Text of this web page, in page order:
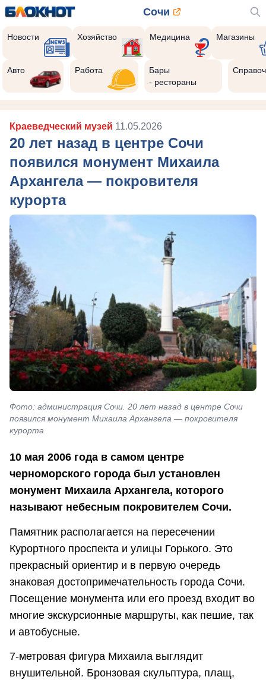
Сочи
Новости Хозяйство Медицина Магазины
Авто Работа
Бары
- рестораны
Краеведческий музей 11.05.2026
20 лет назад в центре Сочи
появился монумент Михаила
Архангела — покровителя
курорта
Фото: администрация Сочи. 20 лет назад в центре Сочи
появился монумент Михаила Архангела — покровителя
курорта
10 мая 2006 года в самом центре
черноморского города был установлен
монумент Михаила Архангела, которого
называют небесным покровителем Сочи.
Памятник располагается на пересечении
Курортного проспекта и улицы Горького. Это
прекрасный ориентир и в первую очередь
знаковая достопримечательность города Сочи.
Посещение монумента или его проезд входит во
многие экскурсионные маршруты, как пешие, так
и автобусные.
7-метровая фигура Михаила выглядит
внушительной. Бронзовая скульптура, плащ,